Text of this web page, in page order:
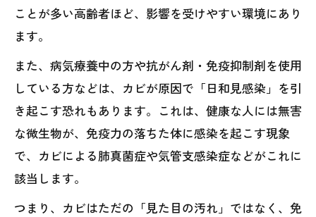
ことが多い高齢者ほど、影響を受けやすい環境にあり
ます。
また、病気療養中の方や抗がん剤・免疫抑制剤を使用
している方などは、カビが原因で「日和見感染」を引
き起こす恐れもあります。これは、健康な人には無害
な微生物が、免疫力の落ちた体に感染を起こす現象
で、カビによる肺真菌症や気管支感染症などがこれに
該当します。
つまり、カビはただの「見た目の汚れ」ではなく、免